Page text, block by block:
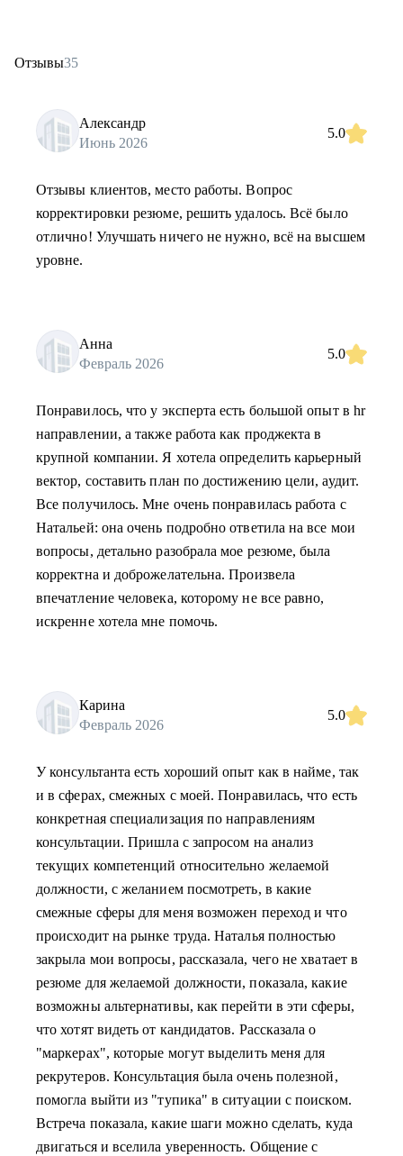
Отзывы35
Александр
Июнь 2026
5.0
Отзывы клиентов, место работы. Вопрос
корректировки резюме, решить удалось. Всё было
отлично! Улучшать ничего не нужно, всё на высшем
уровне.
Анна
Февраль 2026
5.0
Понравилось, что у эксперта есть большой опыт в hr
направлении, а также работа как проджекта в
крупной компании. Я хотела определить карьерный
вектор, составить план по достижению цели, аудит.
Все получилось. Мне очень понравилась работа с
Натальей: она очень подробно ответила на все мои
вопросы, детально разобрала мое резюме, была
корректна и доброжелательна. Произвела
впечатление человека, которому не все равно,
искренне хотела мне помочь.
Карина
Февраль 2026
5.0
У консультанта есть хороший опыт как в найме, так
и в сферах, смежных с моей. Понравилась, что есть
конкретная специализация по направлениям
консультации. Пришла с запросом на анализ
текущих компетенций относительно желаемой
должности, с желанием посмотреть, в какие
смежные сферы для меня возможен переход и что
происходит на рынке труда. Наталья полностью
закрыла мои вопросы, рассказала, чего не хватает в
резюме для желаемой должности, показала, какие
возможны альтернативы, как перейти в эти сферы,
что хотят видеть от кандидатов. Рассказала о
"маркерах", которые могут выделить меня для
рекрутеров. Консультация была очень полезной,
помогла выйти из "тупика" в ситуации с поиском.
Встреча показала, какие шаги можно сделать, куда
двигаться и вселила уверенность. Общение с